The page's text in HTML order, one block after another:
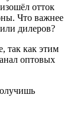
отток
Что важнее
дилеров?
так как этим
оптовых